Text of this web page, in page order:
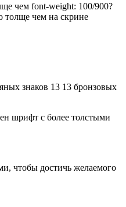
чем font-weight: 100/900?
толще чем на скрине
знаков 13 13 бронзовых
шрифт с более толстыми
чтобы достичь желаемого